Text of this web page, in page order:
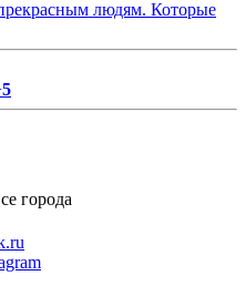
людям. Которые
5
города